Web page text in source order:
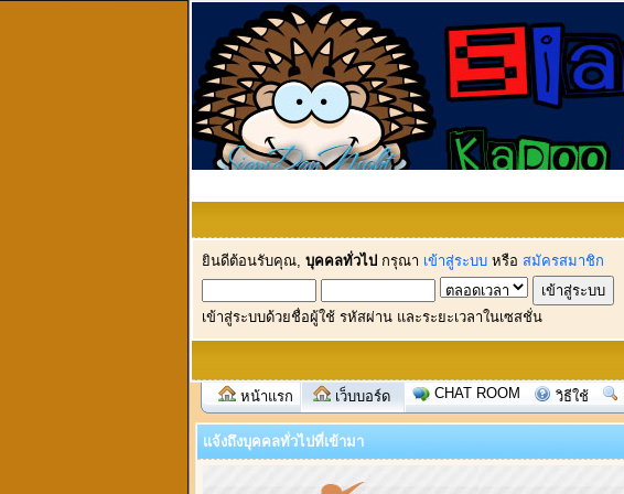
ยินดีต้อนรับคุณ, บุคคลทั่วไป กรุณา เข้าสู่ระบบ หรือ สมัครสมาชิก
เข้าสู่ระบบด้วยชื่อผู้ใช้ รหัสผ่าน และระยะเวลาในเซสชั่น
หน้าแรก เว็บบอร์ด CHAT ROOM วิธีใช้
แจ้งถึงบุคคลทั่วไปที่เข้ามา